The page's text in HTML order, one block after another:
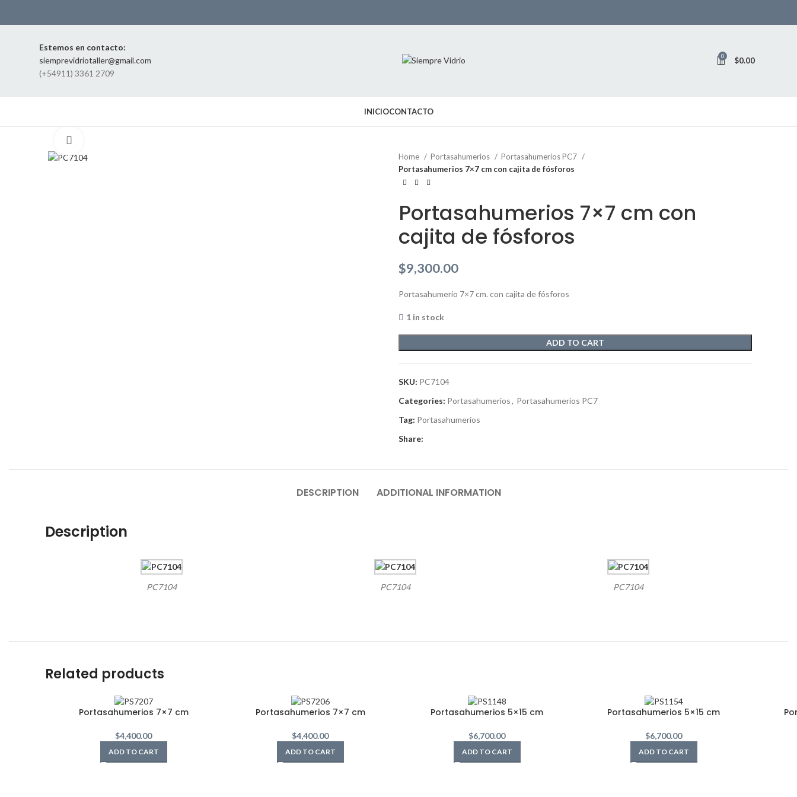
Estemos en contacto:
siemprevidriotaller@gmail.com
(+54911) 3361 2709
0 $0.00
INICIOCONTACTO
Home Portasahumerios
Portasahumerios PC7
Portasahumerios 7×7 cm con cajita de fósforos
Portasahumerios 7×7 cm con
cajita de fósforos
$9,300.00
Portasahumerio 7×7 cm. con cajita de fósforos
1 in stock
ADD TO CART
SKU: PC7104
Categories: Portasahumerios, Portasahumerios PC7
Tag: Portasahumerios
Share:
DESCRIPTION ADDITIONAL INFORMATION
Description
PC7104 PC7104 PC7104
Related products
Portasahumerios 7×7 cm
$4,400.00
ADD TO CART
Portasahumerios 7×7 cm
$4,400.00
ADD TO CART
Portasahumerios 5×15 cm
$6,700.00
ADD TO CART
Portasahumerios 5×15 cm
$6,700.00
ADD TO CART